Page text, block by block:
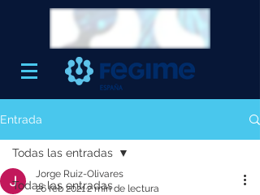
Entrada
Todas las entradas
Todas las entradas
Jorge Ruiz-Olivares
26 feb 20212 min de lectura